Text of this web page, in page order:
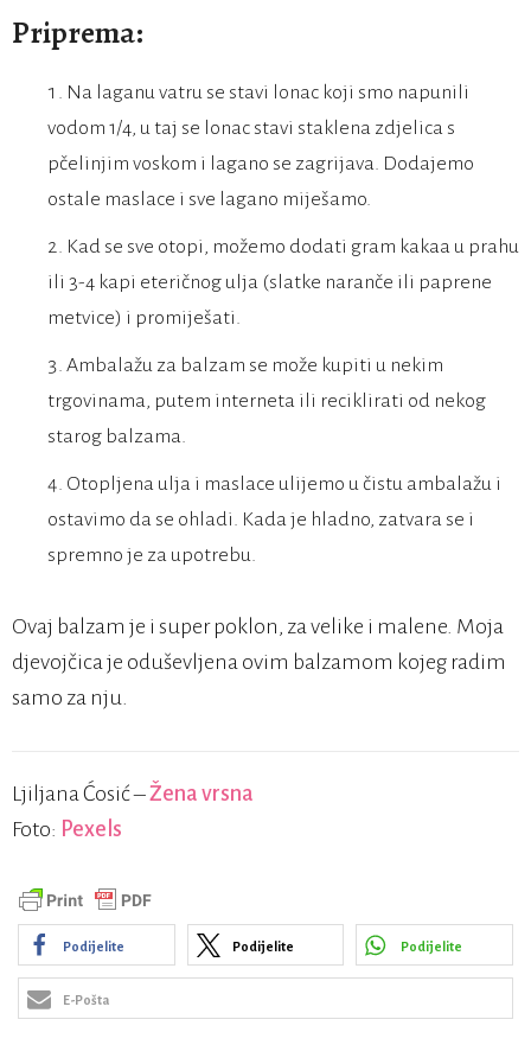
Priprema:
Na laganu vatru se stavi lonac koji smo napunili
vodom 1/4, u taj se lonac stavi staklena zdjelica s
pčelinjim voskom i lagano se zagrijava. Dodajemo
ostale maslace i sve lagano miješamo.
Kad se sve otopi, možemo dodati gram kakaa u prahu
ili 3-4 kapi eteričnog ulja (slatke naranče ili paprene
metvice) i promiješati.
Ambalažu za balzam se može kupiti u nekim
trgovinama, putem interneta ili reciklirati od nekog
starog balzama.
Otopljena ulja i maslace ulijemo u čistu ambalažu i
ostavimo da se ohladi. Kada je hladno, zatvara se i
spremno je za upotrebu.
Ovaj balzam je i super poklon, za velike i malene. Moja
djevojčica je oduševljena ovim balzamom kojeg radim
samo za nju.
Ljiljana Ćosić –Žena vrsna
Foto: Pexels
Podijelite Podijelite Podijelite
E-Pošta